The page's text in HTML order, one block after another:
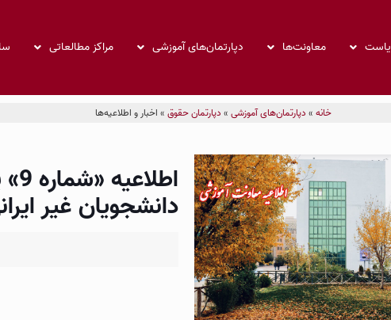
معاونت‌ها دپارتمان‌های آموزشی مراکز مطالعاتی
خانه » دپارتمان‌های آموزشی » دپارتمان حقوق » اخبار و اطلاعیه‌ها
دانشجویان غیر